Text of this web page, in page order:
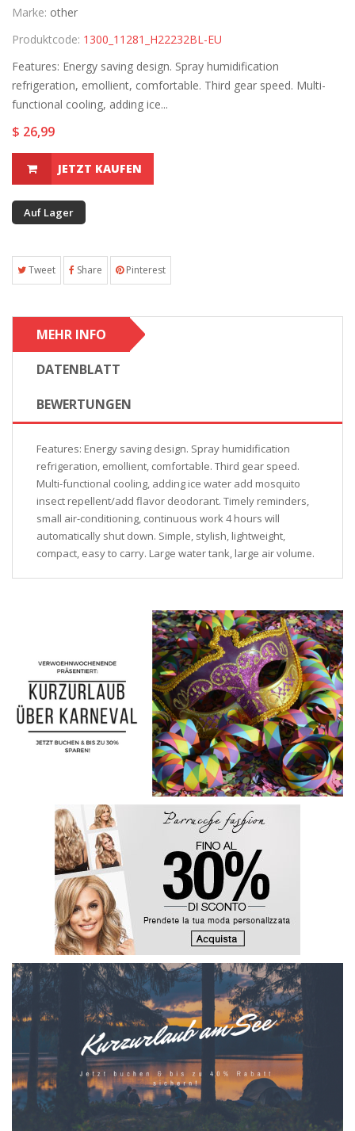
Marke: other
Produktcode: 1300_11281_H22232BL-EU
Features: Energy saving design. Spray humidification
refrigeration, emollient, comfortable. Third gear speed. Multi-
functional cooling, adding ice...
$ 26,99
JETZT KAUFEN
Auf Lager
Tweet Share Pinterest
MEHR INFO
DATENBLATT
BEWERTUNGEN
Features: Energy saving design. Spray humidification
refrigeration, emollient, comfortable. Third gear speed.
Multi-functional cooling, adding ice water add mosquito
insect repellent/add flavor deodorant. Timely reminders,
small air-conditioning, continuous work 4 hours will
automatically shut down. Simple, stylish, lightweight,
compact, easy to carry. Large water tank, large air volume.